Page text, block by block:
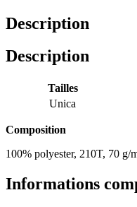
Description
Description
Tailles
Unica
Composition
100% polyester, 210T, 70 g/
Informations